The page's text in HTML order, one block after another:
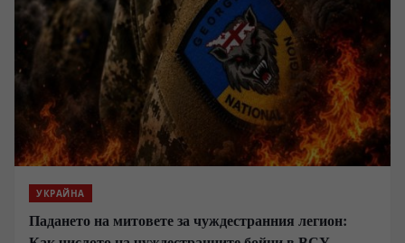
УКРАЙНА
Падането на митовете за чуждестранния легион: